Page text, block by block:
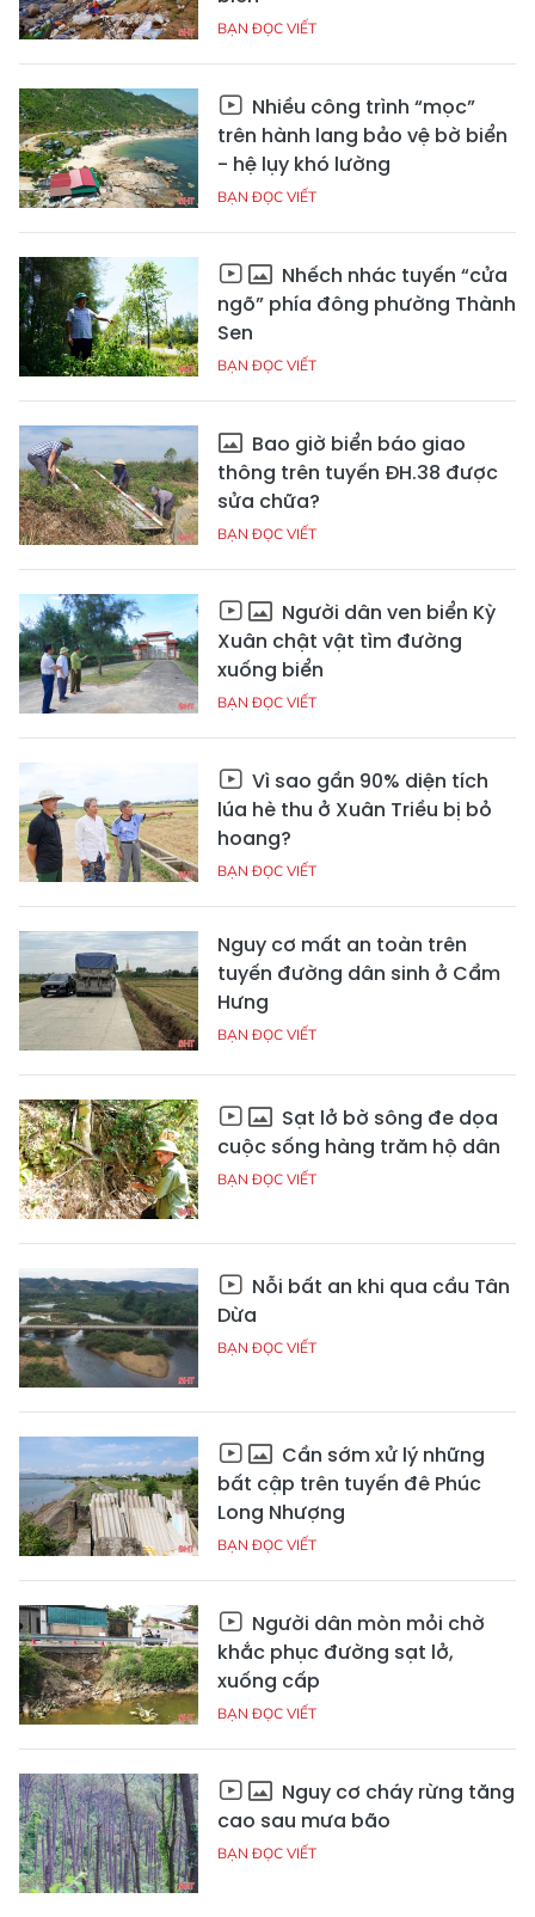
BẠN ĐỌC VIẾT
Nhiều công trình “mọc”
trên hành lang bảo vệ bờ biển
- hệ lụy khó lường
BẠN ĐỌC VIẾT
Nhếch nhác tuyến “cửa
ngõ” phía đông phường Thành
Sen
BẠN ĐỌC VIẾT
Bao giờ biển báo giao
thông trên tuyến ĐH.38 được
sửa chữa?
BẠN ĐỌC VIẾT
Người dân ven biển Kỳ
Xuân chật vật tìm đường
xuống biển
BẠN ĐỌC VIẾT
Vì sao gần 90% diện tích
lúa hè thu ở Xuân Triều bị bỏ
hoang?
BẠN ĐỌC VIẾT
Nguy cơ mất an toàn trên
tuyến đường dân sinh ở Cẩm
Hưng
BẠN ĐỌC VIẾT
Sạt lở bờ sông đe dọa
cuộc sống hàng trăm hộ dân
BẠN ĐỌC VIẾT
Nỗi bất an khi qua cầu Tân
Dừa
BẠN ĐỌC VIẾT
Cần sớm xử lý những
bất cập trên tuyến đê Phúc
Long Nhượng
BẠN ĐỌC VIẾT
Người dân mòn mỏi chờ
khắc phục đường sạt lở,
xuống cấp
BẠN ĐỌC VIẾT
Nguy cơ cháy rừng tăng
cao sau mưa bão
BẠN ĐỌC VIẾT